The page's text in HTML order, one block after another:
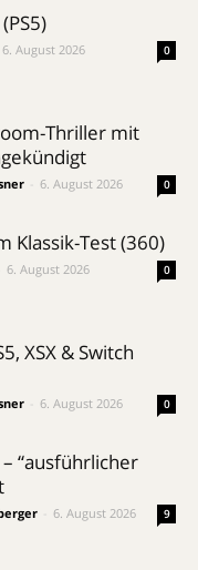
6. August 2026 0
Thriller mit
6. August 2026 0
Klassik-Test (360)
6. August 2026 0
XSX & Switch
6. August 2026 0
“ausführlicher
6. August 2026 9